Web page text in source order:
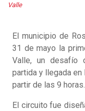
Valle
El municipio de
31 de mayo la
Valle, un desafío
partida y llegada
partir de las 9 horas.
El circuito fue